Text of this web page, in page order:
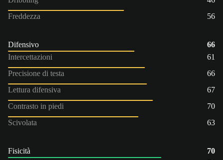
Freddezza
56
Difensivo
66
Intercettazioni
61
Precisione di testa
66
Lettura difensiva
67
Contrasto in piedi
70
Scivolata
63
Fisicità
70